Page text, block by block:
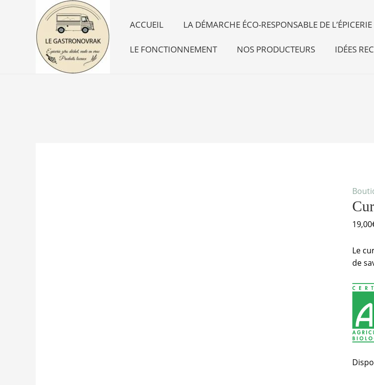
ACCUEIL LA DÉMARCHE ÉCO-RESPONSABLE DE L’ÉPICERIE
LE FONCTIONNEMENT NOS PRODUCTEURS IDÉES
19,00
Le
de